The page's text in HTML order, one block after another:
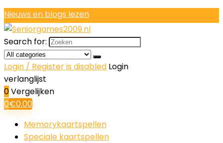
Nieuws en blogs lezen
Search for:
Login / Register is disabled Login
verlanglijst
0Vergelijken
0€0.00
Memorykaartspellen
Speciale kaartspellen